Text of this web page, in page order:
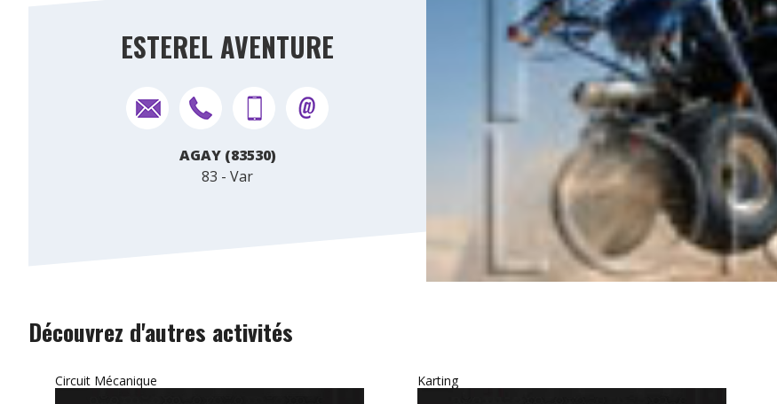
ESTEREL AVENTURE
AGAY (83530)
83 - Var
Découvrez d'autres activités
Circuit Mécanique Karting